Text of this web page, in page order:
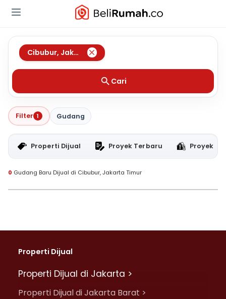
Cibubur, Jakarta Timur
Cari
Filter 1 Gudang
Properti Dijual Proyek Terbaru Proyek
0 Gudang Baru Dijual di Cibubur, Jakarta Timur
Properti Dijual
Properti Dijual di Jakarta >
Properti Dijual di Jakarta Barat >